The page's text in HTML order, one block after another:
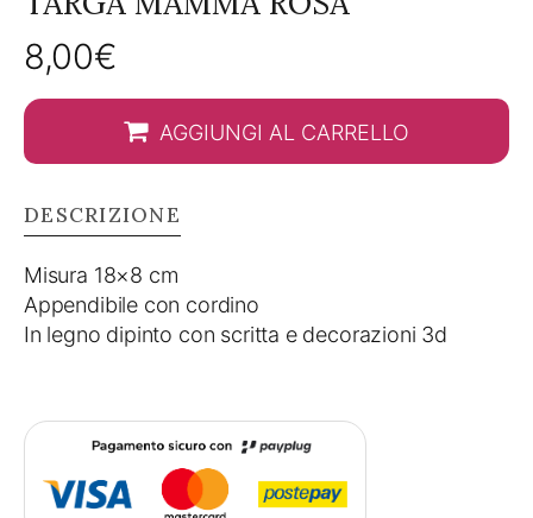
8,00€
AGGIUNGI AL CARRELLO
DESCRIZIONE
Misura 18×8 cm
Appendibile con cordino
In legno dipinto con scritta e decorazioni 3d